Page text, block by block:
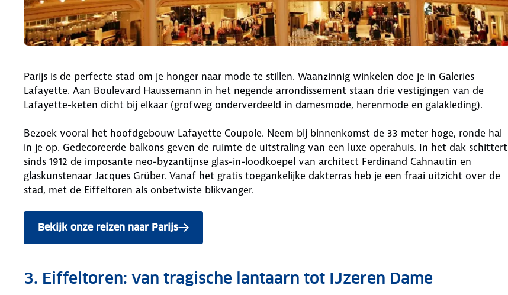
Parijs is de perfecte stad om je honger naar mode te stillen. Waanzinnig winkelen doe je in Galeries
Lafayette. Aan Boulevard Haussemann in het negende arrondissement staan drie vestigingen van de
Lafayette-keten dicht bij elkaar (grofweg onderverdeeld in damesmode, herenmode en galakleding).
Bezoek vooral het hoofdgebouw Lafayette Coupole. Neem bij binnenkomst de 33 meter hoge, ronde hal
in je op. Gedecoreerde balkons geven de ruimte de uitstraling van een luxe operahuis. In het dak schittert
sinds 1912 de imposante neo-byzantijnse glas-in-loodkoepel van architect Ferdinand Cahnautin en
glaskunstenaar Jacques Grüber. Vanaf het gratis toegankelijke dakterras heb je een fraai uitzicht over de
stad, met de Eiffeltoren als onbetwiste blikvanger.
Bekijk onze reizen naar Parijs
3. Eiffeltoren: van tragische lantaarn tot IJzeren Dame